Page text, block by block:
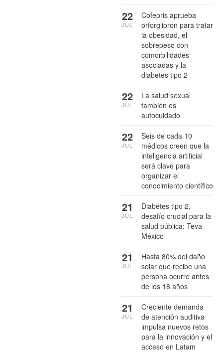
Cofepris aprueba
orforglipron para tratar
la obesidad, el
sobrepeso con
comorbilidades
asociadas y la
diabetes tipo 2
22
JUL
La salud sexual
también es
autocuidado
22
JUL
Seis de cada 10
médicos creen que la
inteligencia artificial
será clave para
organizar el
conocimiento científico
22
JUL
Diabetes tipo 2,
desafío crucial para la
salud pública: Teva
México
21
JUL
Hasta 80% del daño
solar que recibe una
persona ocurre antes
de los 18 años
21
JUL
Creciente demanda
de atención auditiva
impulsa nuevos retos
para la innovación y el
acceso en Latam
21
JUL